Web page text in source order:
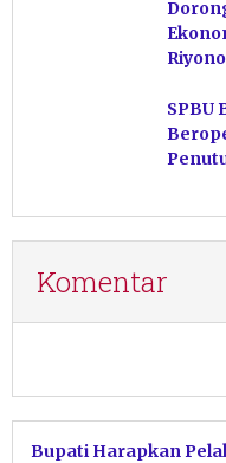
SPBU
Komentar
Bupati Harapkan